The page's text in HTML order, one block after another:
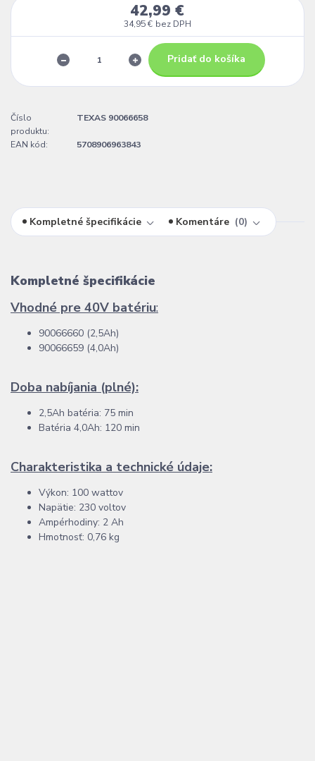
42,99 €
34,95 € bez DPH
Pridať do košíka
Číslo
produktu:
TEXAS 90066658
EAN kód: 5708906963843
Kompletné špecifikácie Komentáre 0
Kompletné špecifikácie
Vhodné pre 40V batériu:
90066660 (2,5Ah)
90066659 (4,0Ah)
Doba nabíjania (plné):
2,5Ah batéria: 75 min
Batéria 4,0Ah: 120 min
Charakteristika a technické údaje:
Výkon: 100 wattov
Napätie: 230 voltov
Ampérhodiny: 2 Ah
Hmotnosť: 0,76 kg